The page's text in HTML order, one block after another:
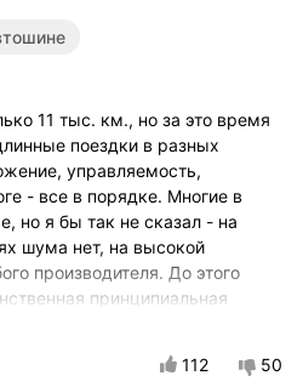
11 тыс. км., но за это время
поездки в разных
управляемость,
- все в порядке. Многие в
но я бы так не сказал - на
шума нет, на высокой
производителя. До этого
принципиальная
в глаза - это разница в цене.
2, а не в 4 года, при этом
112 50